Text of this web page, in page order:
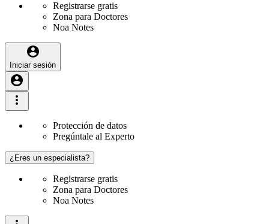
Registrarse gratis
Zona para Doctores
Noa Notes
Iniciar sesión
Protección de datos
Pregúntale al Experto
¿Eres un especialista?
Registrarse gratis
Zona para Doctores
Noa Notes